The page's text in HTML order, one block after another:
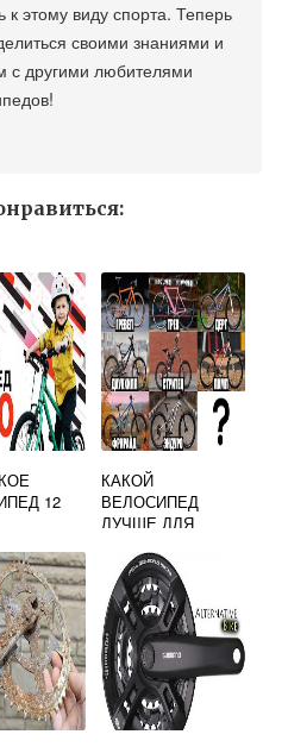
к этому виду спорта. Теперь
своими знаниями и
с другими любителями
12
КАКОЙ
ВЕЛОСИПЕД
ЛУЧШЕ ДЛЯ
ВЗРОСЛЫМ